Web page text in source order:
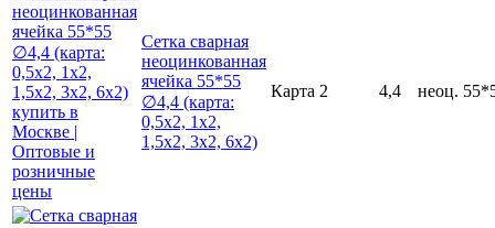
Сетка сварная
неоцинкованная
ячейка 55*55
∅4,4 (карта:
0,5х2, 1х2,
1,5х2, 3х2, 6х2)
Карта 2 4,4 неоц.